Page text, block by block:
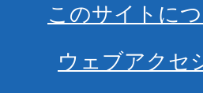
このサイトに
ウェブアクセ